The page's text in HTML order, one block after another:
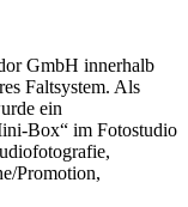
GmbH innerhalb
Faltsystem. Als
ein
Box“ im Fotostudio
Promotion,